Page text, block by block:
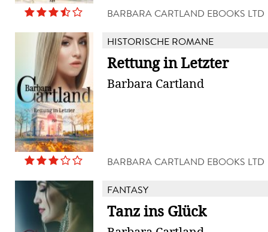
BARBARA CARTLAND EBOOKS LTD
HISTORISCHE ROMANE
Rettung in Letzter
Barbara Cartland
BARBARA CARTLAND EBOOKS LTD
FANTASY
Tanz ins Glück